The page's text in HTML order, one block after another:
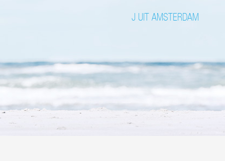
J UIT AMSTERDAM